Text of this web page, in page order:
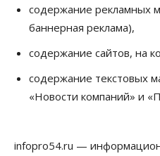
Общество
Новосибирцы будут
по-новому
Бизнес
В
сократился
Общество
содержание рекламных
баннерная реклама),
содержание сайтов, на
содержание текстовых
«Новости компаний» и
infopro54.ru —